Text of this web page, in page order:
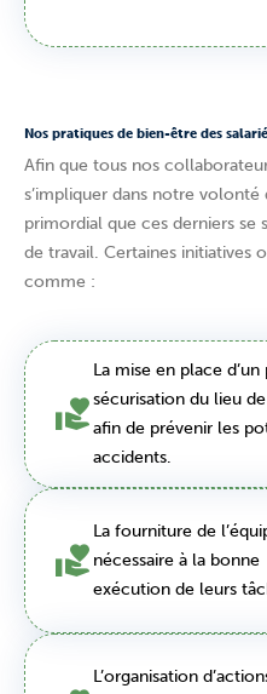
Nos pratiques de bien-être des
Afin que tous nos
s’impliquer dans notre
primordial que ces derniers se
de travail. Certaines initiatives
comme :
La mise en place d’un
sécurisation du lieu
afin de prévenir les
accidents.
La fourniture de
nécessaire à la bonne
exécution de leurs
L’organisation